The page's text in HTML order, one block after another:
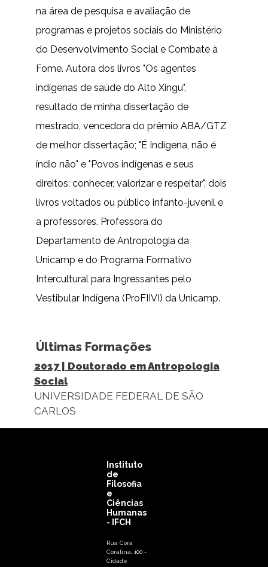
na área de pesquisa e avaliação de
programas e projetos sociais do Ministério
do Desenvolvimento Social e Combate à
Fome. Autora dos livros "Os agentes
indígenas de saúde do Alto Xingu",
resultado de minha dissertação de
mestrado, vencedora do prêmio ABA/GTZ
de melhor dissertação; "É Indígena, não é
índio não" e "Povos indígenas e seus
direitos: conhecer, valorizar e respeitar", dois
livros voltados ou público infanto-juvenil e
a professores. Professora do
Departamento de Antropologia da
Unicamp e do Programa Formativo
Intercultural para Ingressantes pelo
Vestibular Indígena (ProFIIVI) da Unicamp.
Últimas Formações
2017| Doutorado em Antropologia
Social
UNIVERSIDADE FEDERAL DE SÃO
CARLOS
Instituto
de
Filosofia
e
Ciências
Humanas
- IFCH
Rua Cora
Coralina, 100 -
Cidade